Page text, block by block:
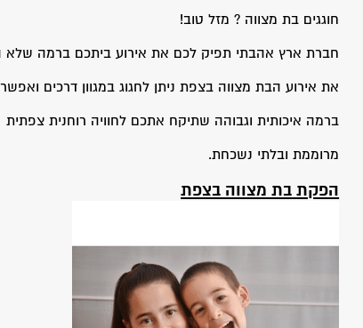
חוגגים בת מצווה ? מזל טוב!
חברת ארץ אהבתי תפיק לכם את אירוע ביתכם ברמה שלא
את אירוע הבת מצווה בצפת ניתן לחגוג במגוון דרכים
ברמה איכותית וגבוהה שתיקח אתכם לחוויה רוחנית צפתית
מרוממת ובלתי נשכחת.
הפקת בת מצווה בצפת